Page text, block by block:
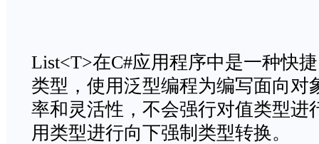
List<T>在C#应用程序中是一种快
类型，使用泛型编程为编写面向对
率和灵活性，不会强行对值类型进
用类型进行向下强制类型转换。